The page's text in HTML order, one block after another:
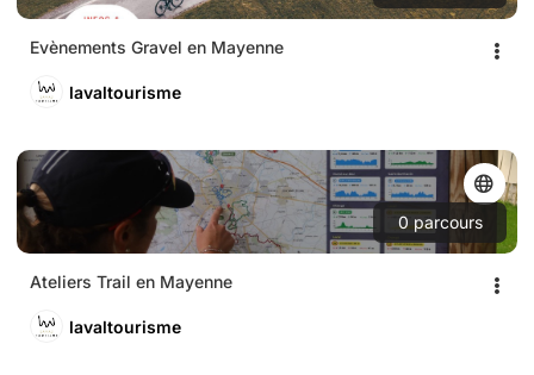
Evènements Gravel en Mayenne
lavaltourisme
0 parcours
Ateliers Trail en Mayenne
lavaltourisme